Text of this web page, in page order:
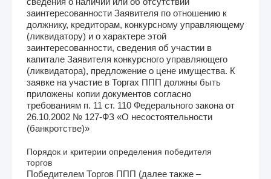
заинтересованности Заявителя по отношению к
должнику, кредиторам, конкурсному управляющему
(ликвидатору) и о характере этой
заинтересованности, сведения об участии в
капитале Заявителя конкурсного управляющего
(ликвидатора), предложение о цене имущества. К
заявке на участие в Торгах ППП должны быть
приложены копии документов согласно
требованиям п. 11 ст. 110 Федерального закона от
26.10.2002 № 127-ФЗ «О несостоятельности
(банкротстве)»
Порядок и критерии определения победителя
торгов
Победителем Торгов ППП (далее также –